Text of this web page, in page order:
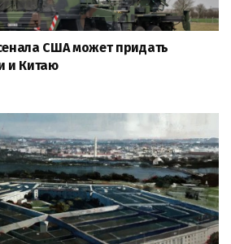
США может придать
и Китаю